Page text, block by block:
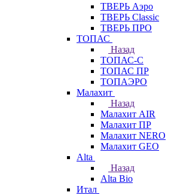
ТВЕРЬ Аэро
ТВЕРЬ Classic
ТВЕРЬ ПРО
ТОПАС
Назад
ТОПАС-С
ТОПАС ПР
ТОПАЭРО
Малахит
Назад
Малахит AIR
Малахит ПР
Малахит NERO
Малахит GEO
Alta
Назад
Alta Bio
Итал